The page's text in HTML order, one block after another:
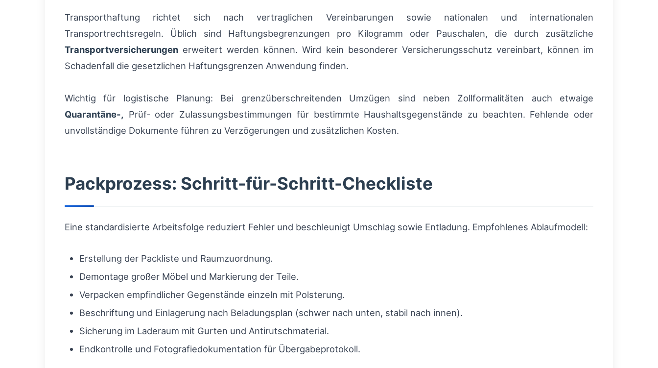
Transporthaftung richtet sich nach vertraglichen Vereinbarungen sowie nationalen und internationalen
Transportrechtsregeln. Üblich sind Haftungsbegrenzungen pro Kilogramm oder Pauschalen, die durch zusätzliche
Transportversicherungen erweitert werden können. Wird kein besonderer Versicherungsschutz vereinbart, können im
Schadenfall die gesetzlichen Haftungsgrenzen Anwendung finden.
Wichtig für logistische Planung: Bei grenzüberschreitenden Umzügen sind neben Zollformalitäten auch etwaige
Quarantäne-, Prüf- oder Zulassungsbestimmungen für bestimmte Haushaltsgegenstände zu beachten. Fehlende oder
unvollständige Dokumente führen zu Verzögerungen und zusätzlichen Kosten.
Packprozess: Schritt-für-Schritt-Checkliste
Eine standardisierte Arbeitsfolge reduziert Fehler und beschleunigt Umschlag sowie Entladung. Empfohlenes Ablaufmodell:
Erstellung der Packliste und Raumzuordnung.
Demontage großer Möbel und Markierung der Teile.
Verpacken empfindlicher Gegenstände einzeln mit Polsterung.
Beschriftung und Einlagerung nach Beladungsplan (schwer nach unten, stabil nach innen).
Sicherung im Laderaum mit Gurten und Antirutschmaterial.
Endkontrolle und Fotografiedokumentation für Übergabeprotokoll.